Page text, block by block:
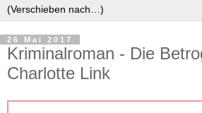
26 Mai 2017
Kriminalroman - Die
Charlotte Link